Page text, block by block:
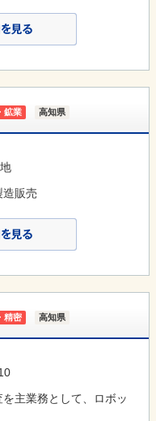
鉱業 高知県
販売
精密 高知県
主業務として、ロボッ